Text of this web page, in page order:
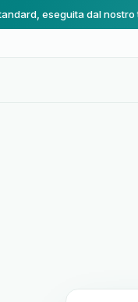
eseguita dal nostro